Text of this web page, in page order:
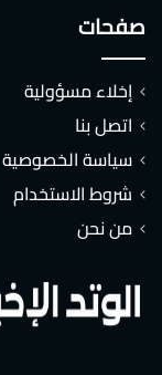
صفحات
إخلاء مسؤولية
اتصل بنا
سياسة الخصوصية
شروط الاستخدام
من نحن